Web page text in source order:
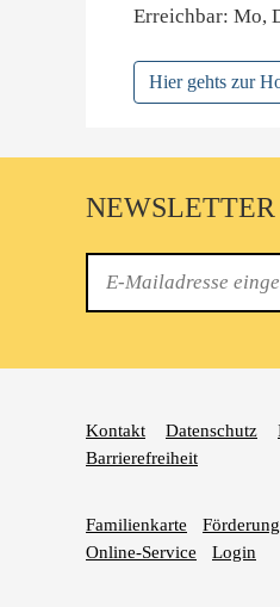
Erreichbar: Mo,
Hier gehts zur
Kontakt Datenschutz
Barrierefreiheit
Familienkarte Förderung
Online-Service
Login